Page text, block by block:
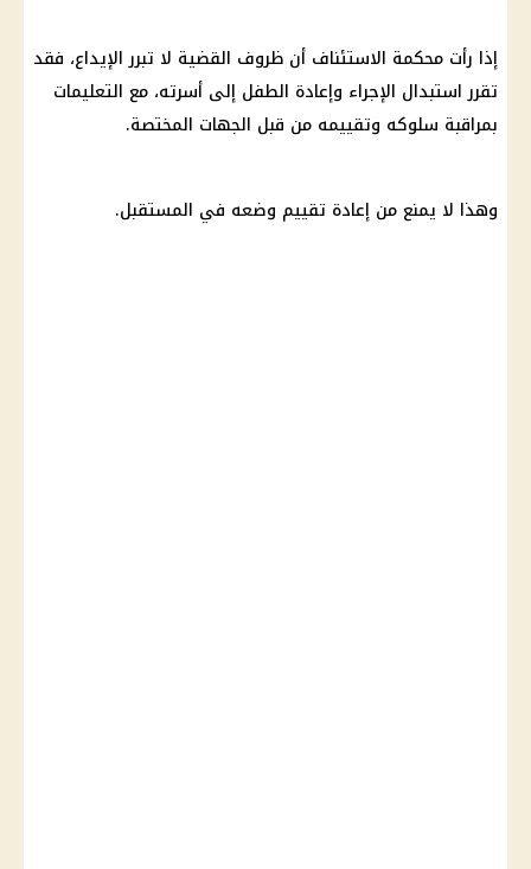
إذا رأت محكمة الاستئناف أن ظروف القضية لا تبرر الإيداع، فقد
تقرر استبدال الإجراء وإعادة الطفل إلى أسرته، مع التعليمات
بمراقبة سلوكه وتقييمه من قبل الجهات المختصة.
وهذا لا يمنع من إعادة تقييم وضعه في المستقبل.